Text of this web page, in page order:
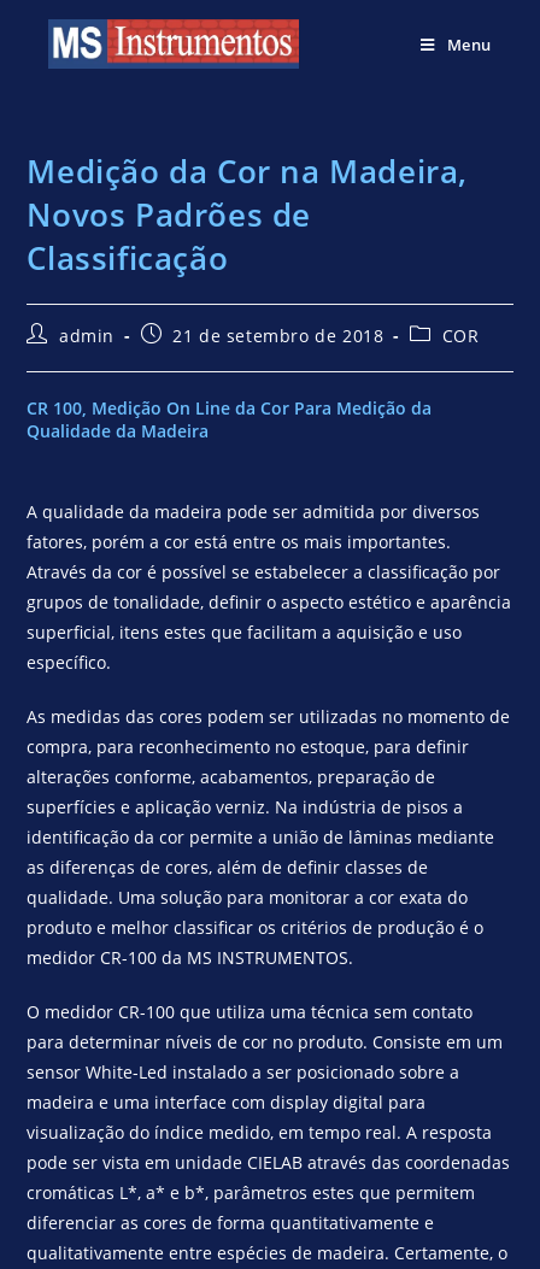
Menu
Medição da Cor na Madeira,
Novos Padrões de
Classificação
admin 21 de setembro de 2018 COR
CR 100, Medição On Line da Cor Para Medição da
Qualidade da Madeira
A qualidade da madeira pode ser admitida por diversos
fatores, porém a cor está entre os mais importantes.
Através da cor é possível se estabelecer a classificação por
grupos de tonalidade, definir o aspecto estético e aparência
superficial, itens estes que facilitam a aquisição e uso
específico.
As medidas das cores podem ser utilizadas no momento de
compra, para reconhecimento no estoque, para definir
alterações conforme, acabamentos, preparação de
superfícies e aplicação verniz. Na indústria de pisos a
identificação da cor permite a união de lâminas mediante
as diferenças de cores, além de definir classes de
qualidade. Uma solução para monitorar a cor exata do
produto e melhor classificar os critérios de produção é o
medidor CR-100 da MS INSTRUMENTOS.
O medidor CR-100 que utiliza uma técnica sem contato
para determinar níveis de cor no produto. Consiste em um
sensor White-Led instalado a ser posicionado sobre a
madeira e uma interface com display digital para
visualização do índice medido, em tempo real. A resposta
pode ser vista em unidade CIELAB através das coordenadas
cromáticas L*, a* e b*, parâmetros estes que permitem
diferenciar as cores de forma quantitativamente e
qualitativamente entre espécies de madeira. Certamente, o